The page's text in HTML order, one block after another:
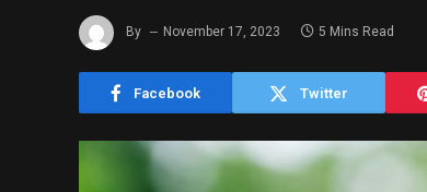
By November 17, 2023 5 Mins Read
Facebook Twitter